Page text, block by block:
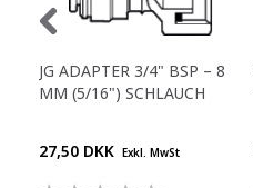
JG ADAPTER 3/4" BSP – 8
MM (5/16") SCHLAUCH
27,50 DKK Exkl. MwSt